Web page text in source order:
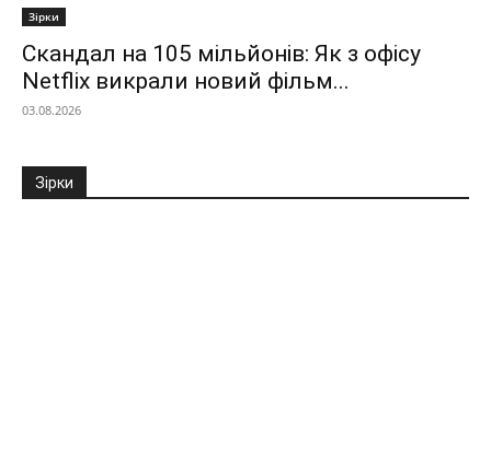
Зірки
Скандал на 105 мільйонів: Як з офісу
Netflix викрали новий фільм...
03.08.2026
Зірки